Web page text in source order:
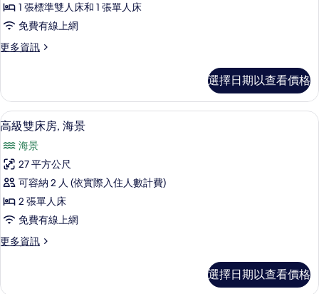
房,
市
觀
(Standard)
的
所
有
相
片
1 張標準雙人床和 1 張單人床
免費有線上網
更多資訊
更
雙
床
房,
市
景
觀
(Standard)
的
詳
情
選擇日期以查看價格
顯
高
級
雙
床
海
的
高級寢具、羽絨被、客房內保險箱、書
11
高級雙床房, 海景
海景
27 平方公尺
可容納 2 人 (依實際入住人數計費)
2 張單人床
免費有線上網
更多資訊
更
選擇日期以查看價格